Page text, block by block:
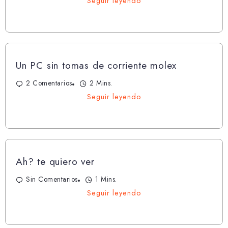
Un PC sin tomas de corriente molex
2 Comentarios
2 Mins.
Seguir leyendo
Ah? te quiero ver
Sin Comentarios
1 Mins.
Seguir leyendo